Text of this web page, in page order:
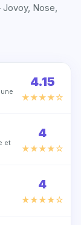
Nose,
4.15
★★★★☆
et
4
★★★★☆
4
★★★★☆